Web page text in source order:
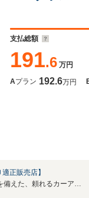
支払総額
191.6 万円
Aプラン 192.6万円
正販売店】
＜昭和32年創業＞信頼と実績を備えた、頼れるカーアドバイザー